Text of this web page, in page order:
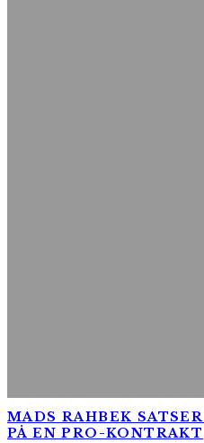
MADS RAHBEK
PÅ EN PRO-KONTRAKT